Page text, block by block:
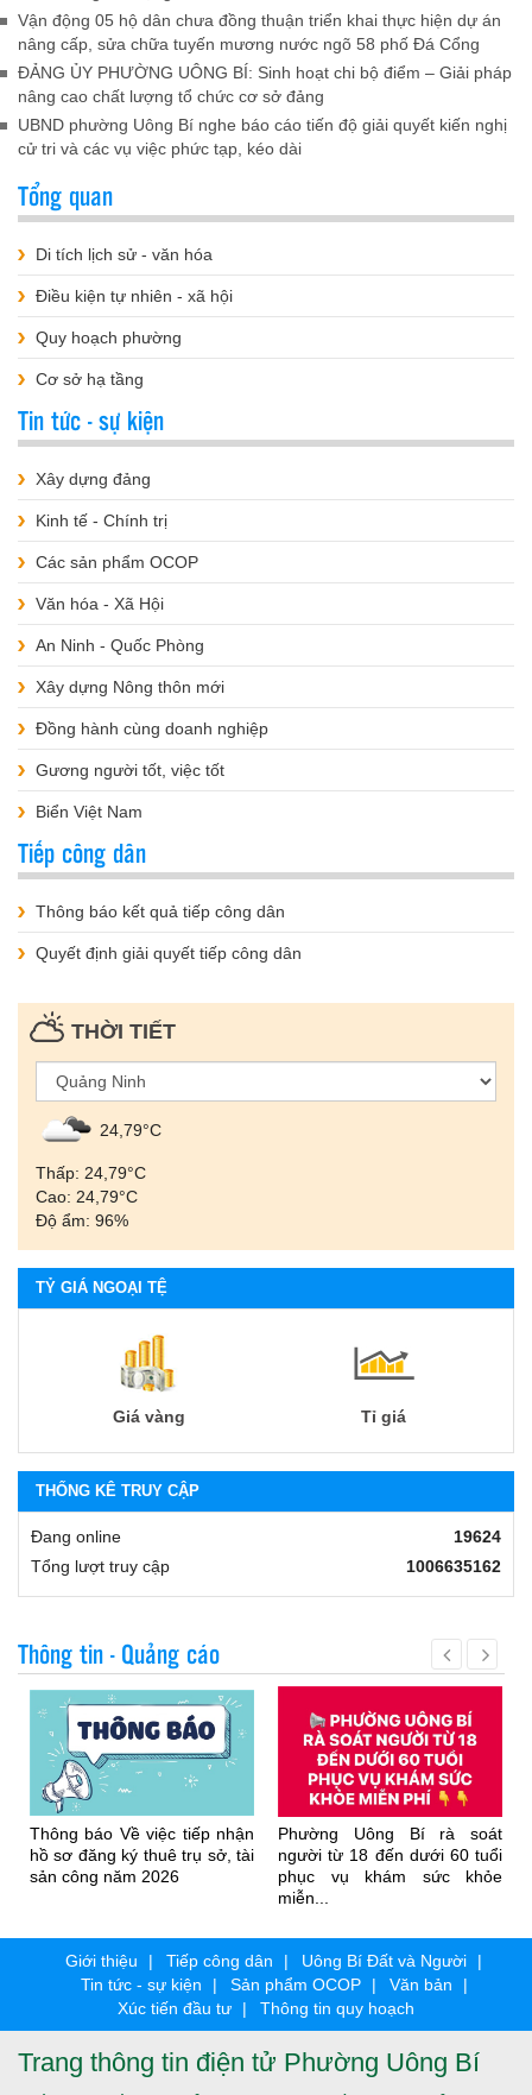
Vận động 05 hộ dân chưa đồng thuận triển khai thực hiện dự án
nâng cấp, sửa chữa tuyến mương nước ngõ 58 phố Đá Cổng
ĐẢNG ỦY PHƯỜNG UÔNG BÍ: Sinh hoạt chi bộ điểm – Giải pháp
nâng cao chất lượng tổ chức cơ sở đảng
UBND phường Uông Bí nghe báo cáo tiến độ giải quyết kiến nghị
cử tri và các vụ việc phức tạp, kéo dài
Tổng quan
Di tích lịch sử - văn hóa
Điều kiện tự nhiên - xã hội
Quy hoạch phường
Cơ sở hạ tầng
Tin tức - sự kiện
Xây dựng đảng
Kinh tế - Chính trị
Các sản phẩm OCOP
Văn hóa - Xã Hội
An Ninh - Quốc Phòng
Xây dựng Nông thôn mới
Đồng hành cùng doanh nghiệp
Gương người tốt, việc tốt
Biển Việt Nam
Tiếp công dân
Thông báo kết quả tiếp công dân
Quyết định giải quyết tiếp công dân
THỜI TIẾT
24,79°С
Thấp: 24,79°С
Cao: 24,79°С
Độ ẩm: 96%
TỶ GIÁ NGOẠI TỆ
Giá vàng Tỉ giá
THỐNG KÊ TRUY CẬP
Đang online
19624
Tổng lượt truy cập
1006635162
Thông tin - Quảng cáo
Thông báo Về việc tiếp nhận
hồ sơ đăng ký thuê trụ sở, tài
sản công năm 2026
Phường Uông Bí rà soát
người từ 18 đến dưới 60 tuổi
phục vụ khám sức khỏe
miễn...
Giới thiệu Tiếp công dân
Uông Bí Đất và Người
Tin tức - sự kiện
Sản phẩm OCOP
Văn bản
Xúc tiến đầu tư
Thông tin quy hoạch
Trang thông tin điện tử Phường Uông Bí